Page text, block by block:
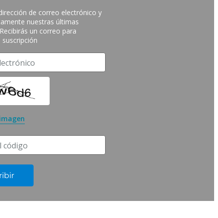
de correo electrónico y
nuestras últimas
un correo para
código